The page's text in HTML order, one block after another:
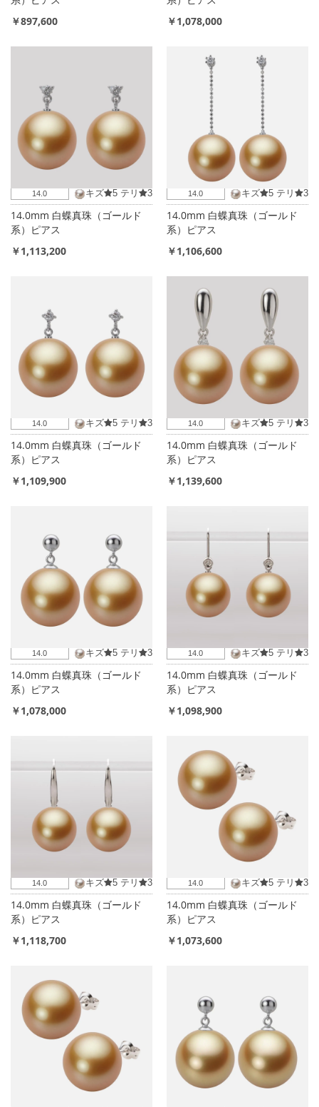
￥897,600
￥1,078,000
14.0 キズ 5 テリ 3
14.0mm 白蝶真珠（ゴールド
系）ピアス
￥1,113,200
14.0 キズ 5 テリ 3
14.0mm 白蝶真珠（ゴールド
系）ピアス
￥1,106,600
14.0 キズ 5 テリ 3
14.0mm 白蝶真珠（ゴールド
系）ピアス
￥1,109,900
14.0 キズ 5 テリ 3
14.0mm 白蝶真珠（ゴールド
系）ピアス
￥1,139,600
14.0 キズ 5 テリ 3
14.0mm 白蝶真珠（ゴールド
系）ピアス
￥1,078,000
14.0 キズ 5 テリ 3
14.0mm 白蝶真珠（ゴールド
系）ピアス
￥1,098,900
14.0 キズ 5 テリ 3
14.0mm 白蝶真珠（ゴールド
系）ピアス
￥1,118,700
14.0 キズ 5 テリ 3
14.0mm 白蝶真珠（ゴールド
系）ピアス
￥1,073,600